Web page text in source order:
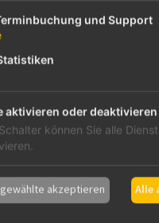
und Kirchengemeinden
Kommunikation ist
und Support
aktivieren oder deaktivieren
können Sie alle
akzeptieren Alle